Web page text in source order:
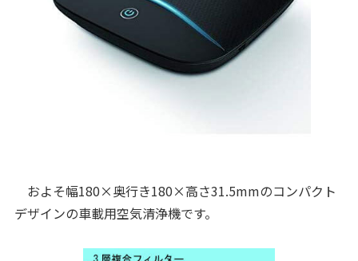
およそ幅180×奥行き180×高さ31.5mmのコンパクト
デザインの車載用空気清浄機です。